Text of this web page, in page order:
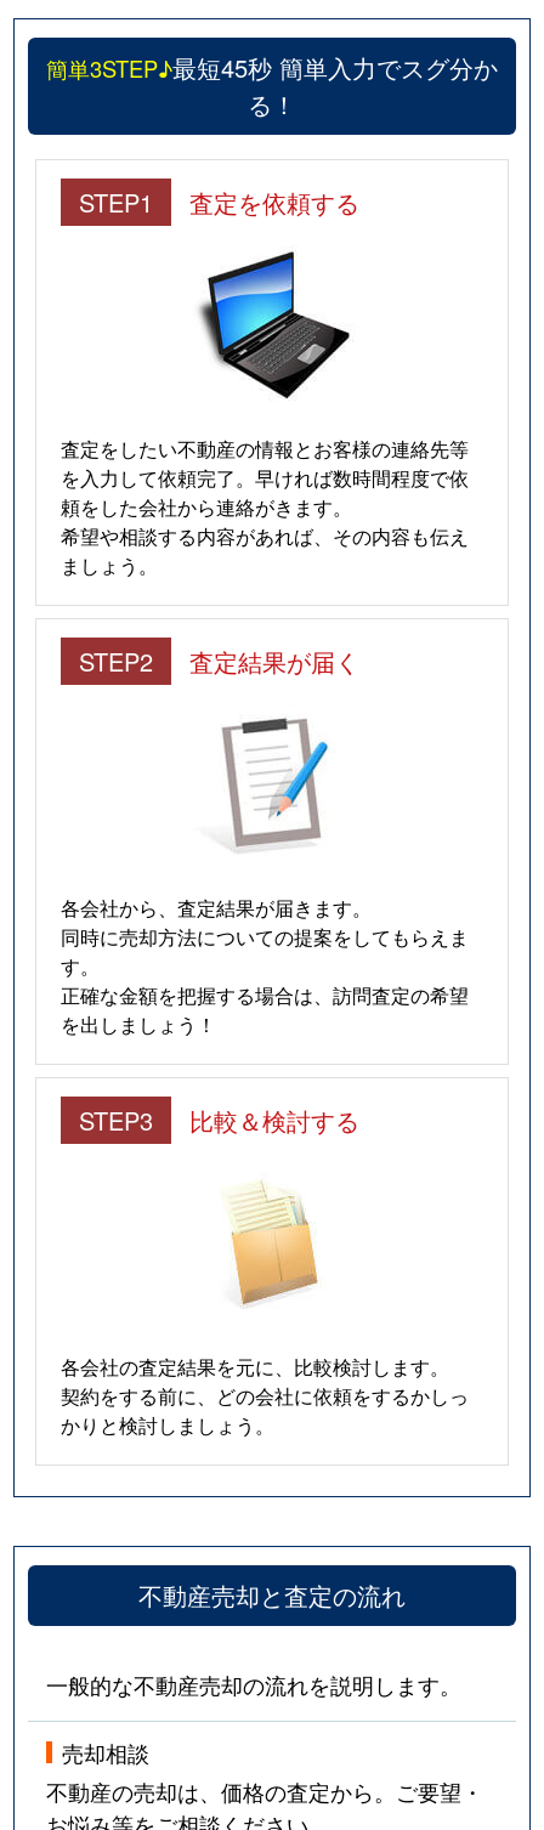
簡単3STEP♪最短45秒 簡単入力でスグ分か
る！
STEP1 査定を依頼する
査定をしたい不動産の情報とお客様の連絡先等
を入力して依頼完了。早ければ数時間程度で依
頼をした会社から連絡がきます。
希望や相談する内容があれば、その内容も伝え
ましょう。
STEP2 査定結果が届く
各会社から、査定結果が届きます。
同時に売却方法についての提案をしてもらえま
す。
正確な金額を把握する場合は、訪問査定の希望
を出しましょう！
STEP3 比較＆検討する
各会社の査定結果を元に、比較検討します。
契約をする前に、どの会社に依頼をするかしっ
かりと検討しましょう。
不動産売却と査定の流れ
一般的な不動産売却の流れを説明します。
売却相談
不動産の売却は、価格の査定から。ご要望・
お悩み等をご相談ください。